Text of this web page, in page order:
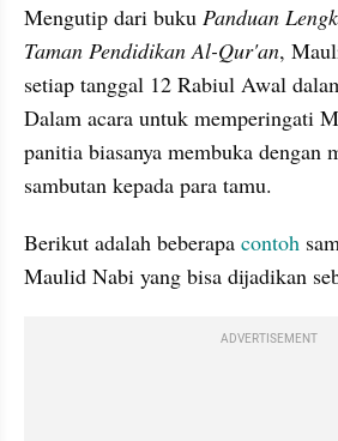
Mengutip dari buku Panduan
Taman Pendidikan Al-Qur'an,
setiap tanggal 12 Rabiul Awal
Dalam acara untuk memperingati
panitia biasanya membuka dengan
sambutan kepada para tamu.
Berikut adalah beberapa contoh
Maulid Nabi yang bisa dijadikan
ADVERTISEMENT